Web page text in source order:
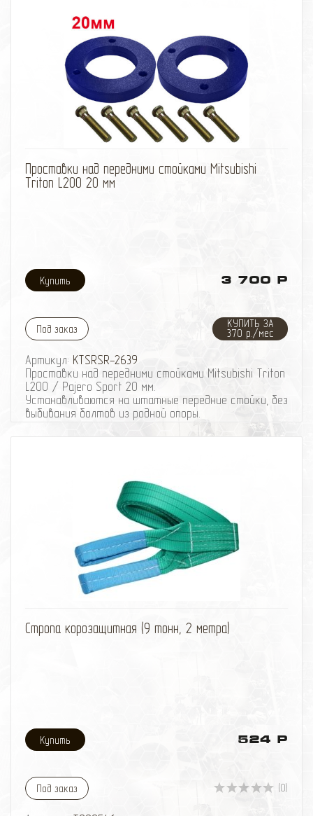
Проставки над передними стойками Mitsubishi
Triton L200 20 мм
3 700 Р
Под заказ
КУПИТЬ ЗА
370 р./мес
Артикул: KTSRSR-2639
Проставки над передними стойками Mitsubishi Triton
L200 / Pajero Sport 20 мм.
Устанавливаются на штатные передние стойки, без
выбивания болтов из родной опоры.
Марка : Mitsubishi Triton L200, Pajero Sport
Кузов : c 2006 года (пружины спереди)
Стропа корозащитная (9 тонн, 2 метра)
524 Р
Под заказ (0)